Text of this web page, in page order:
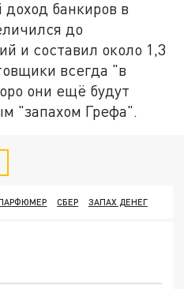
банкиров в
до
и составил около 1,3
всегда "в
они ещё будут
"запахом Грефа".
СБЕР ЗАПАХ ДЕНЕГ